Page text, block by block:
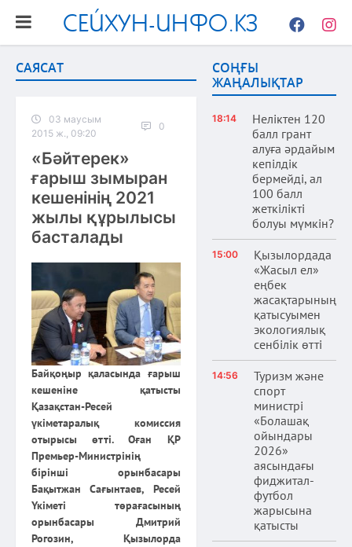
СЕЙХУН-ИНФО.КЗ
Facebook
САЯСАТ
03 маусым
2015 ж., 09:20
0
«Бәйтерек»
ғарыш зымыран
кешенінің 2021
жылы құрылысы
басталады
Байқоңыр қаласында ғарыш
кешеніне қатысты
Қазақстан-Ресей
үкіметаралық комиссия
отырысы өтті. Оған ҚР
Премьер-Министрінің
бірінші орынбасары
Бақытжан Сағынтаев, Ресей
Үкіметі төрағасының
орынбасары Дмитрий
Рогозин, Қызылорда
СОҢҒЫ
ЖАҢАЛЫҚТАР
18:14
Неліктен 120
балл грант
алуға әрдайым
кепілдік
бермейді, ал
100 балл
жеткілікті
болуы мүмкін?
15:00
Қызылордада
«Жасыл ел»
еңбек
жасақтарының
қатысуымен
экологиялық
сенбілік өтті
14:56
Туризм және
спорт
министрі
«Болашақ
ойындары
2026»
аясындағы
фиджитал-
футбол
жарысына
қатысты